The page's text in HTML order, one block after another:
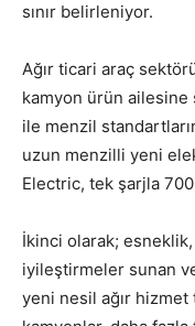
sınır belirleniyor.
Ağır ticari araç
kamyon ürün ailesine
ile menzil
uzun menzilli yeni
Electric, tek şarjla
İkinci olarak;
iyileştirmeler sunan
yeni nesil ağır